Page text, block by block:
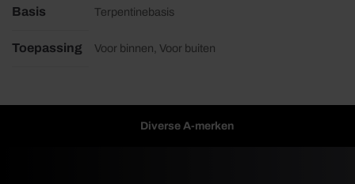
Basis Terpentinebasis
Toepassing Voor binnen, Voor buiten
Diverse A-merken